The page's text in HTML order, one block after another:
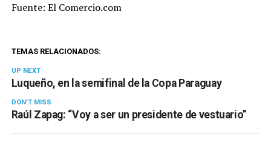
Fuente: El Comercio.com
TEMAS RELACIONADOS:
UP NEXT
Luqueño, en la semifinal de la Copa Paraguay
DON'T MISS
Raúl Zapag: “Voy a ser un presidente de vestuario”